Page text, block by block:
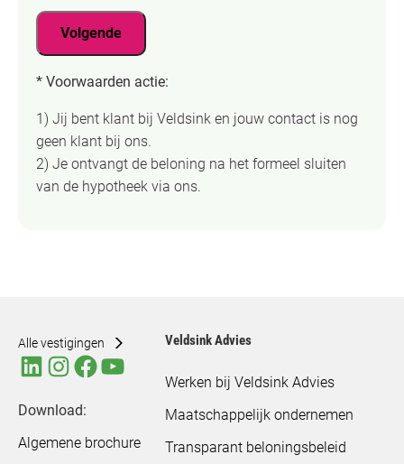
e
i
)
r
(
r
e
i
s
o
n
m
m
e
r
s
t
a
i
d
r
e
s
s
t
)
Volgende
* Voorwaarden actie:
1) Jij bent klant bij Veldsink en jouw contact is nog
geen klant bij ons.
2) Je ontvangt de beloning na het formeel sluiten
van de hypotheek via ons.
Alle vestigingen
Download:
Algemene brochure
Veldsink Advies
Werken bij Veldsink Advies
Maatschappelijk ondernemen
Transparant beloningsbeleid